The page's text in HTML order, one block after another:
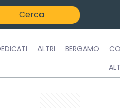
ALTRI BERGAMO